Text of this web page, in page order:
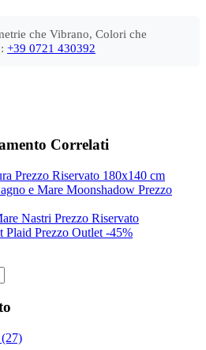
che Vibrano, Colori che
+39 0721 430392
Correlati
Prezzo Riservato 180x140 cm
e Mare Moonshadow Prezzo
Nastri Prezzo Riservato
Prezzo Outlet -45%
(27)